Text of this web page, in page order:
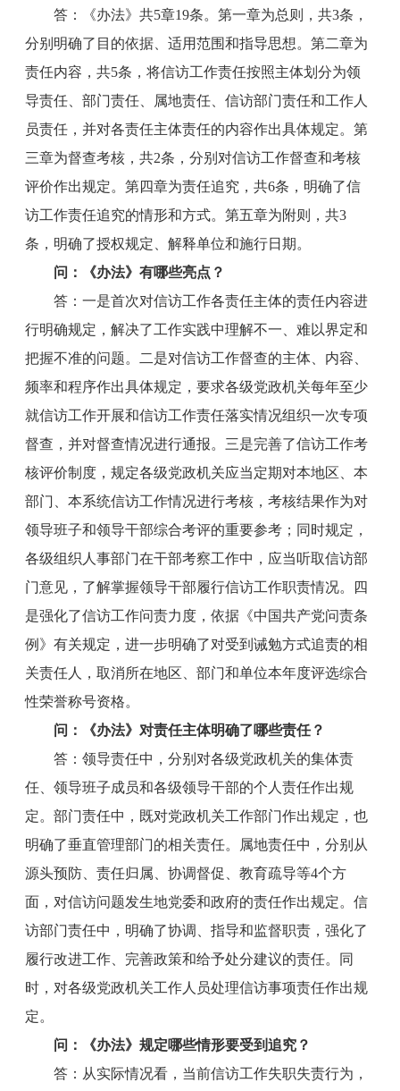
答：《办法》共5章19条。第一章为总则，共3条，
分别明确了目的依据、适用范围和指导思想。第二章为
责任内容，共5条，将信访工作责任按照主体划分为领
导责任、部门责任、属地责任、信访部门责任和工作人
员责任，并对各责任主体责任的内容作出具体规定。第
三章为督查考核，共2条，分别对信访工作督查和考核
评价作出规定。第四章为责任追究，共6条，明确了信
访工作责任追究的情形和方式。第五章为附则，共3
条，明确了授权规定、解释单位和施行日期。
问：《办法》有哪些亮点？
答：一是首次对信访工作各责任主体的责任内容进
行明确规定，解决了工作实践中理解不一、难以界定和
把握不准的问题。二是对信访工作督查的主体、内容、
频率和程序作出具体规定，要求各级党政机关每年至少
就信访工作开展和信访工作责任落实情况组织一次专项
督查，并对督查情况进行通报。三是完善了信访工作考
核评价制度，规定各级党政机关应当定期对本地区、本
部门、本系统信访工作情况进行考核，考核结果作为对
领导班子和领导干部综合考评的重要参考；同时规定，
各级组织人事部门在干部考察工作中，应当听取信访部
门意见，了解掌握领导干部履行信访工作职责情况。四
是强化了信访工作问责力度，依据《中国共产党问责条
例》有关规定，进一步明确了对受到诫勉方式追责的相
关责任人，取消所在地区、部门和单位本年度评选综合
性荣誉称号资格。
问：《办法》对责任主体明确了哪些责任？
答：领导责任中，分别对各级党政机关的集体责
任、领导班子成员和各级领导干部的个人责任作出规
定。部门责任中，既对党政机关工作部门作出规定，也
明确了垂直管理部门的相关责任。属地责任中，分别从
源头预防、责任归属、协调督促、教育疏导等4个方
面，对信访问题发生地党委和政府的责任作出规定。信
访部门责任中，明确了协调、指导和监督职责，强化了
履行改进工作、完善政策和给予处分建议的责任。同
时，对各级党政机关工作人员处理信访事项责任作出规
定。
问：《办法》规定哪些情形要受到追究？
答：从实际情况看，当前信访工作失职失责行为，